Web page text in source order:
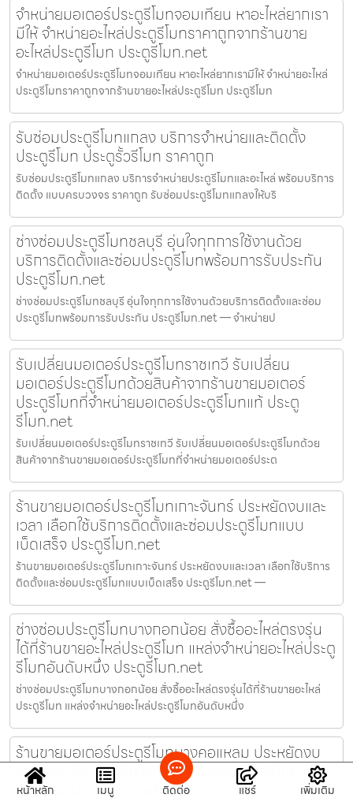
จำหน่ายมอเตอร์ประตูรีโมทจอมเทียน หาอะไหล่ยากเรา
มีให้ จำหน่ายอะไหล่ประตูรีโมทราคาถูกจากร้านขาย
อะไหล่ประตูรีโมท ประตูรีโมท.net
จำหน่ายมอเตอร์ประตูรีโมทจอมเทียน หาอะไหล่ยากเรามีให้ จำหน่ายอะไหล่
ประตูรีโมทราคาถูกจากร้านขายอะไหล่ประตูรีโมท ประตูรีโมท
รับซ่อมประตูรีโมทแกลง บริการจำหน่ายและติดตั้ง
ประตูรีโมท ประตูรั้วรีโมท ราคาถูก
รับซ่อมประตูรีโมทแกลง บริการจำหน่ายประตูรีโมทและอะไหล่ พร้อมบริการ
ติดตั้ง แบบครบวงจร ราคาถูก รับซ่อมประตูรีโมทแกลงให้บริ
ช่างซ่อมประตูรีโมทชลบุรี อุ่นใจทุกการใช้งานด้วย
บริการติดตั้งและซ่อมประตูรีโมทพร้อมการรับประกัน
ประตูรีโมท.net
ช่างซ่อมประตูรีโมทชลบุรี อุ่นใจทุกการใช้งานด้วยบริการติดตั้งและซ่อม
ประตูรีโมทพร้อมการรับประกัน ประตูรีโมท.net — จำหน่ายป
รับเปลี่ยนมอเตอร์ประตูรีโมทราชเทวี รับเปลี่ยน
มอเตอร์ประตูรีโมทด้วยสินค้าจากร้านขายมอเตอร์
ประตูรีโมทที่จำหน่ายมอเตอร์ประตูรีโมทแท้ ประตู
รีโมท.net
รับเปลี่ยนมอเตอร์ประตูรีโมทราชเทวี รับเปลี่ยนมอเตอร์ประตูรีโมทด้วย
สินค้าจากร้านขายมอเตอร์ประตูรีโมทที่จำหน่ายมอเตอร์ประต
ร้านขายมอเตอร์ประตูรีโมทเกาะจันทร์ ประหยัดงบและ
เวลา เลือกใช้บริการติดตั้งและซ่อมประตูรีโมทแบบ
เบ็ดเสร็จ ประตูรีโมท.net
ร้านขายมอเตอร์ประตูรีโมทเกาะจันทร์ ประหยัดงบและเวลา เลือกใช้บริการ
ติดตั้งและซ่อมประตูรีโมทแบบเบ็ดเสร็จ ประตูรีโมท.net —
ช่างซ่อมประตูรีโมทบางกอกน้อย สั่งซื้ออะไหล่ตรงรุ่น
ได้ที่ร้านขายอะไหล่ประตูรีโมท แหล่งจำหน่ายอะไหล่ประตู
รีโมทอันดับหนึ่ง ประตูรีโมท.net
ช่างซ่อมประตูรีโมทบางกอกน้อย สั่งซื้ออะไหล่ตรงรุ่นได้ที่ร้านขายอะไหล่
ประตูรีโมท แหล่งจำหน่ายอะไหล่ประตูรีโมทอันดับหนึ่ง
ร้านขายมอเตอร์ประตูรีโมทบางคอแหลม ประหยัดงบ
และเวลา เลือกใช้บริการติดตั้งและซ่อมประตูรีโมทแบบ
เบ็ดเสร็จ ประตูรีโมท.net
หน้าหลัก เมนู ติดต่อ แชร์ เพิ่มเติม